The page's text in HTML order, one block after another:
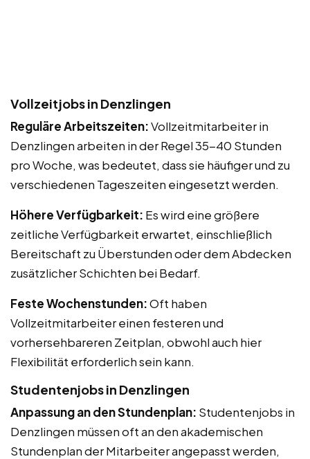
Vollzeitjobs in Denzlingen
Reguläre Arbeitszeiten:Vollzeitmitarbeiter in
Denzlingen arbeiten in der Regel 35-40 Stunden
pro Woche, was bedeutet, dass sie häufiger und zu
verschiedenen Tageszeiten eingesetzt werden.
Höhere Verfügbarkeit: Es wird eine größere
zeitliche Verfügbarkeit erwartet, einschließlich
Bereitschaft zu Überstunden oder dem Abdecken
zusätzlicher Schichten bei Bedarf.
Feste Wochenstunden:Oft haben
Vollzeitmitarbeiter einen festeren und
vorhersehbareren Zeitplan, obwohl auch hier
Flexibilität erforderlich sein kann.
Studentenjobs in Denzlingen
Anpassung an den Stundenplan: Studentenjobs in
Denzlingen müssen oft an den akademischen
Stundenplan der Mitarbeiter angepasst werden,